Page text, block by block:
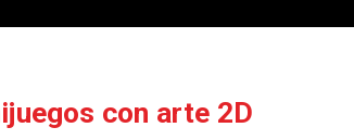
con arte 2D